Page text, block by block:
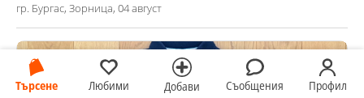
Търсене Любими Добави Съобщения Профил
гр. Бургас, Зорница, 04 август